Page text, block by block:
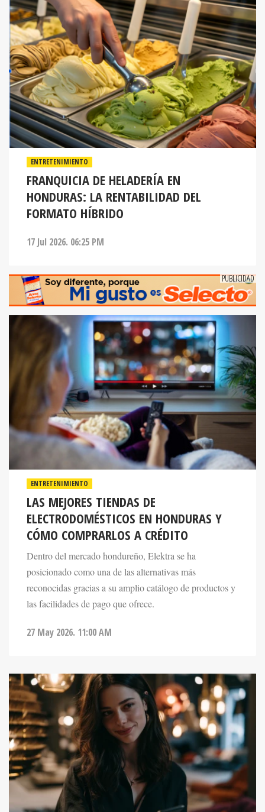
ENTRETENIMIENTO
FRANQUICIA DE HELADERÍA EN
HONDURAS: LA RENTABILIDAD DEL
FORMATO HÍBRIDO
17 Jul 2026. 06:25 PM
ENTRETENIMIENTO
LAS MEJORES TIENDAS DE
ELECTRODOMÉSTICOS EN HONDURAS Y
CÓMO COMPRARLOS A CRÉDITO
Dentro del mercado hondureño, Elektra se ha
posicionado como una de las alternativas más
reconocidas gracias a su amplio catálogo de productos y
las facilidades de pago que ofrece.
27 May 2026. 11:00 AM